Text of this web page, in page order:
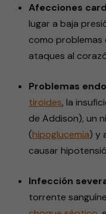
Afecciones
lugar a baja
como problemas
ataques al
Problemas
tiroides, la
de Addison), un
(hipoglucemia) y
causar
Infección
torrente